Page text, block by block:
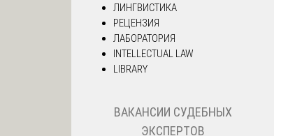
ЛИНГВИСТИКА
РЕЦЕНЗИЯ
ЛАБОРАТОРИЯ
INTELLECTUAL LAW
LIBRARY
ВАКАНСИИ СУДЕБНЫХ
ЭКСПЕРТОВ